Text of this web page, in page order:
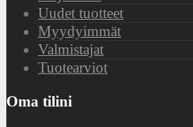
Uudet tuotteet
Myydyimmät
Valmistajat
Tuotearviot
Oma tilini